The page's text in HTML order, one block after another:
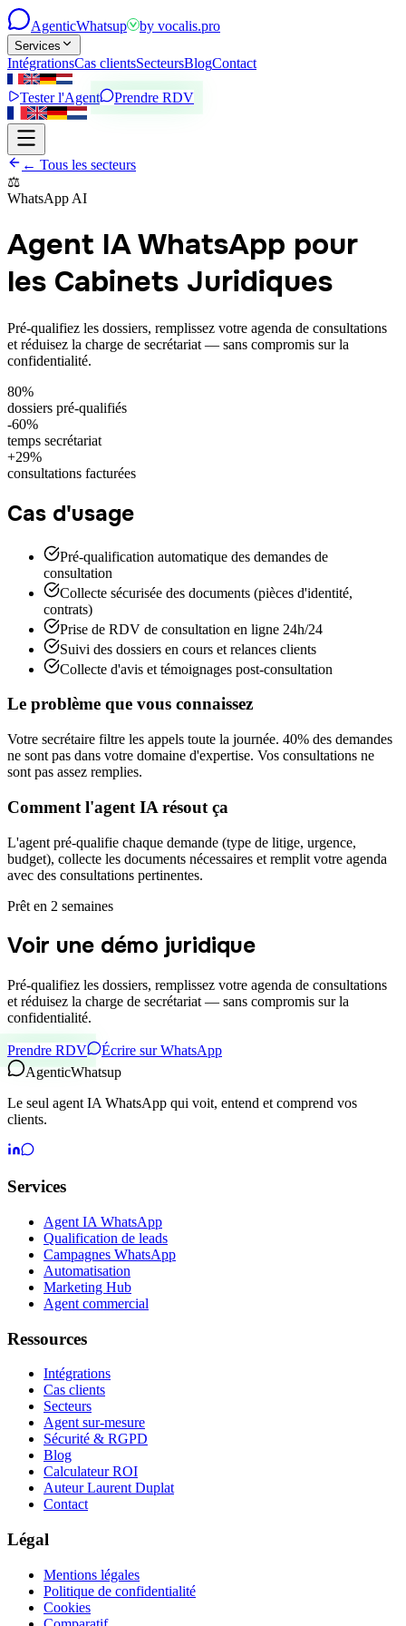
AgenticWhatsup by vocalis.pro
Services
IntégrationsCas clientsSecteursBlogContact
Tester l'Agent Prendre RDV
← Tous les secteurs
⚖️
WhatsApp AI
Agent IA WhatsApp pour
les Cabinets Juridiques
Pré-qualifiez les dossiers, remplissez votre agenda de consultations
et réduisez la charge de secrétariat — sans compromis sur la
confidentialité.
80%
dossiers pré-qualifiés
-60%
temps secrétariat
+29%
consultations facturées
Cas d'usage
Pré-qualification automatique des demandes de
consultation
Collecte sécurisée des documents (pièces d'identité,
contrats)
Prise de RDV de consultation en ligne 24h/24
Suivi des dossiers en cours et relances clients
Collecte d'avis et témoignages post-consultation
Le problème que vous connaissez
Votre secrétaire filtre les appels toute la journée. 40% des demandes
ne sont pas dans votre domaine d'expertise. Vos consultations ne
sont pas assez remplies.
Comment l'agent IA résout ça
L'agent pré-qualifie chaque demande (type de litige, urgence,
budget), collecte les documents nécessaires et remplit votre agenda
avec des consultations pertinentes.
Prêt en 2 semaines
Voir une démo juridique
Pré-qualifiez les dossiers, remplissez votre agenda de consultations
et réduisez la charge de secrétariat — sans compromis sur la
confidentialité.
Prendre RDV
Écrire sur WhatsApp
AgenticWhatsup
Le seul agent IA WhatsApp qui voit, entend et comprend vos
clients.
Services
Agent IA WhatsApp
Qualification de leads
Campagnes WhatsApp
Automatisation
Marketing Hub
Agent commercial
Ressources
Intégrations
Cas clients
Secteurs
Agent sur-mesure
Sécurité & RGPD
Blog
Calculateur ROI
Auteur Laurent Duplat
Contact
Légal
Mentions légales
Politique de confidentialité
Cookies